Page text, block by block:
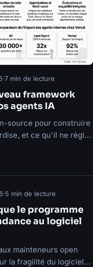
·7 min de lecture
framework
agents IA
source pour construire
et ce qu'il ne règle
·5 min de lecture
le programme
au logiciel
mainteneurs open
la fragilité du logiciel